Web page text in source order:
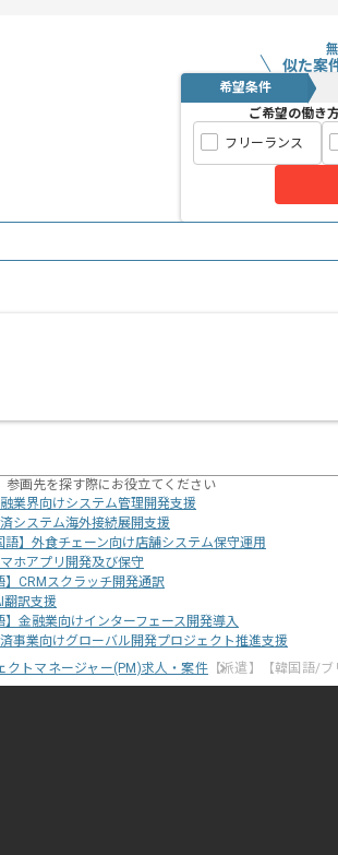
似た案
希望条件
ご希望の働き
フリーランス
参画先を探す際にお役立てください
融業界向けシステム管理開発支援
済システム海外接続展開支援
語】外食チェーン向け店舗システム保守運用
マホアプリ開発及び保守
】CRMスクラッチ開発通訳
翻訳支援
】金融業向けインターフェース開発導入
済事業向けグローバル開発プロジェクト推進支援
クトマネージャー(PM)求人・案件【派遣】【韓国語/ブ